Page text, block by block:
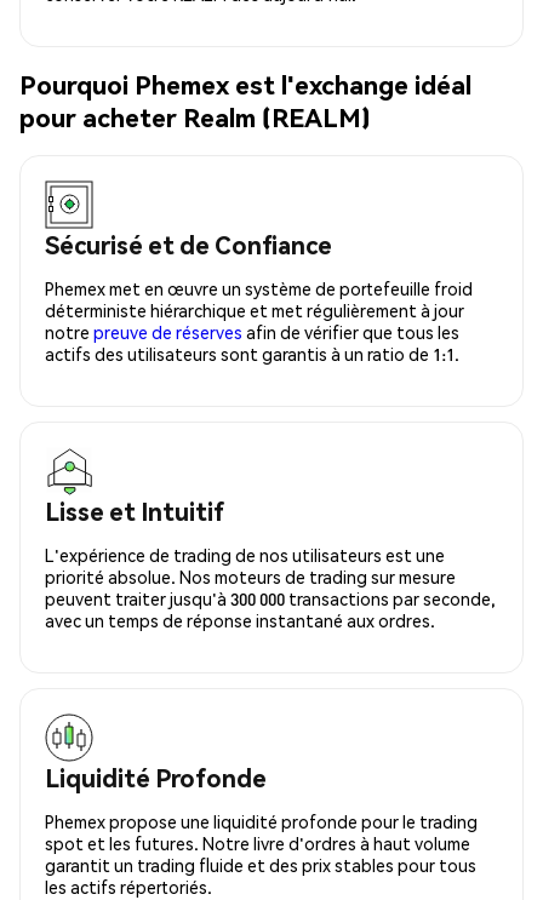
Pourquoi Phemex est l'exchange idéal
pour acheter Realm (REALM)
Sécurisé et de Confiance
Phemex met en œuvre un système de portefeuille froid
déterministe hiérarchique et met régulièrement à jour
notre preuve de réserves afin de vérifier que tous les
actifs des utilisateurs sont garantis à un ratio de 1:1.
Lisse et Intuitif
L'expérience de trading de nos utilisateurs est une
priorité absolue. Nos moteurs de trading sur mesure
peuvent traiter jusqu'à 300 000 transactions par seconde,
avec un temps de réponse instantané aux ordres.
Liquidité Profonde
Phemex propose une liquidité profonde pour le trading
spot et les futures. Notre livre d'ordres à haut volume
garantit un trading fluide et des prix stables pour tous
les actifs répertoriés.